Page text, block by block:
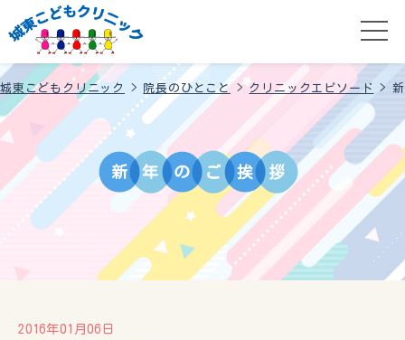
城東こどもクリニック > 院長のひとこと>クリニックエピソード >
新 年 の ご 挨 拶
2016年01月06日